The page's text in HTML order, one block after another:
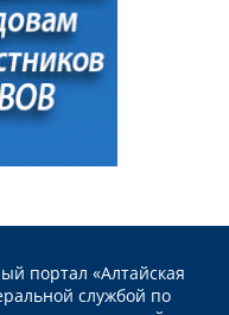
портал «Алтайская
службой по